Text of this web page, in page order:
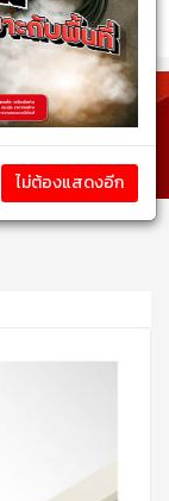
ไม่ต้องแสดงอีก